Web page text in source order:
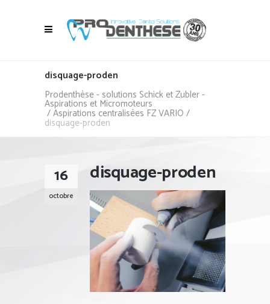
disquage-proden
Prodenthèse - solutions Schick et Zubler -
Aspirations et Micromoteurs
/Aspirations centralisées FZ VARIO /
disquage-proden
16
octobre
disquage-proden